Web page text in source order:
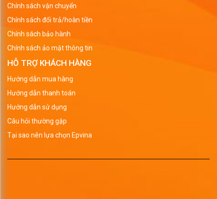
Chính sách vận chuyển
Chính sách đổi trả/hoàn tiền
Chính sách bảo hành
Chính sách ảo mật thông tin
HỖ TRỢ KHÁCH HÀNG
Hướng dẫn mua hàng
Hướng dẫn thanh toán
Hướng dẫn sử dụng
Câu hỏi thường gặp
Tại sao nên lựa chọn Epvina